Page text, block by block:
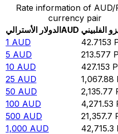
Rate information of AUD/
currency pair
الدولار الأستراليAUD الفلبيني
1 AUD 42.7153
5 AUD 213.577
10 AUD 427.153
25 AUD 1,067.88
50 AUD 2,135.77
100 AUD 4,271.53
500 AUD 21,357.7
1,000 AUD 42,715.3